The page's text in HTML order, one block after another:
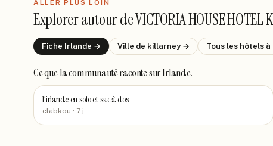
ALLER PLUS LOIN
Explorer autour deVICTORIA HOUSE HOTEL
Fiche Irlande → Ville de killarney→ Tous les hôtels à
Ce que la communauté racontesur Irlande.
l'irlande en solo et sac à dos
elabkou · 7 j